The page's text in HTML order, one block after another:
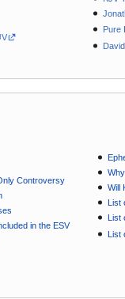
Pure
Controversy
in the ESV
Will
List
List
List